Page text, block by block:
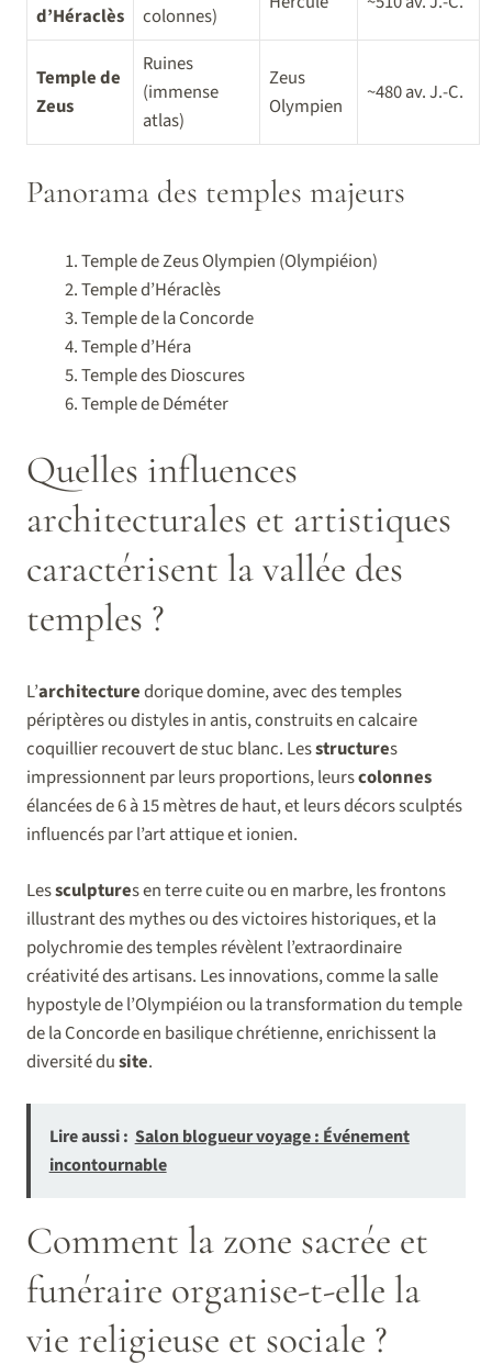
d’Héraclès
colonnes)
Temple de
Zeus
Ruines
(immense
atlas)
Zeus
Olympien
~480 av. J.-C.
Panorama des temples majeurs
Temple de Zeus Olympien (Olympiéion)
Temple d’Héraclès
Temple de la Concorde
Temple d’Héra
Temple des Dioscures
Temple de Déméter
Quelles influences
architecturales et artistiques
caractérisent la vallée des
temples ?
L’architecturedorique domine, avec des temples
périptères ou distyles in antis, construits en calcaire
coquillier recouvert de stuc blanc. Lesstructures
impressionnent par leurs proportions, leurscolonnes
élancées de 6 à 15 mètres de haut, et leurs décors sculptés
influencés par l’art attique et ionien.
Lessculptures en terre cuite ou en marbre, les frontons
illustrant des mythes ou des victoires historiques, et la
polychromie des temples révèlent l’extraordinaire
créativité des artisans. Les innovations, comme la salle
hypostyle de l’Olympiéion ou la transformation du temple
de la Concorde en basilique chrétienne, enrichissent la
diversité dusite.
Lire aussi : Salon blogueur voyage : Événement
incontournable
Comment la zone sacrée et
funéraire organise-t-elle la
vie religieuse et sociale ?